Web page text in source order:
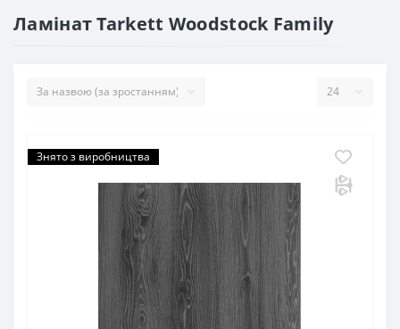
Ламінат Tarkett Woodstock Family
Знято з виробництва